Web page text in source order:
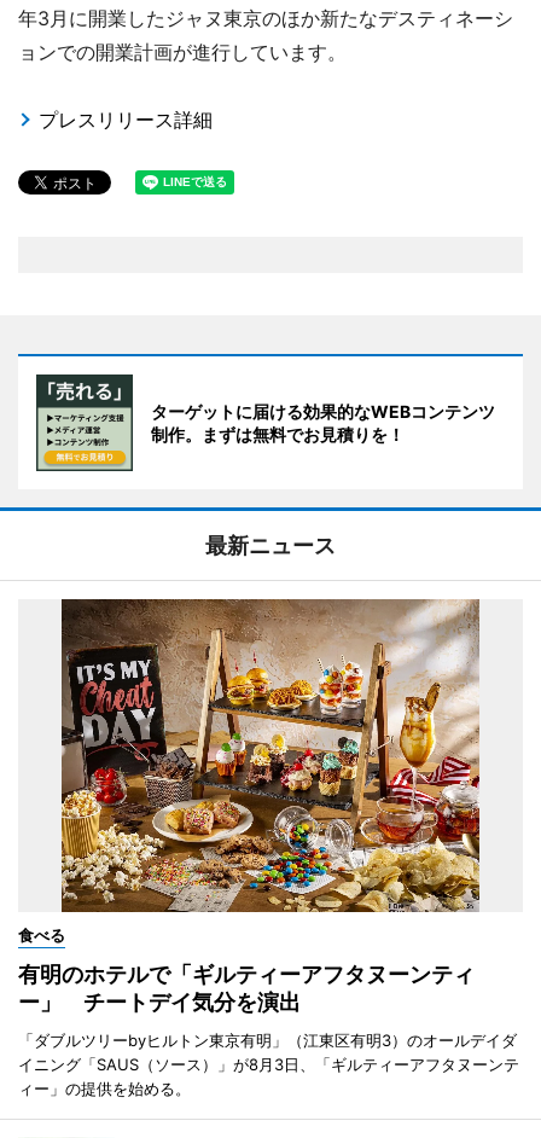
年3月に開業したジャヌ東京のほか新たなデスティネーシ
ョンでの開業計画が進行しています。
プレスリリース詳細
ターゲットに届ける効果的なWEBコンテンツ
制作。まずは無料でお見積りを！
最新ニュース
食べる
有明のホテルで「ギルティーアフタヌーンティ
ー」 チートデイ気分を演出
「ダブルツリーbyヒルトン東京有明」（江東区有明3）のオールデイダ
イニング「SAUS（ソース）」が8月3日、「ギルティーアフタヌーンテ
ィー」の提供を始める。